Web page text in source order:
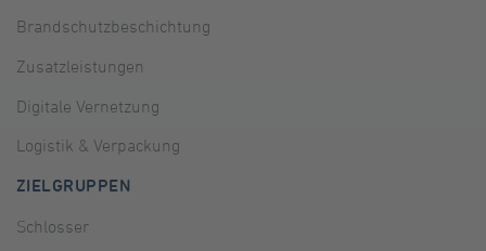
Brandschutzbeschichtung
Zusatzleistungen
Digitale Vernetzung
Logistik & Verpackung
ZIELGRUPPEN
Schlosser